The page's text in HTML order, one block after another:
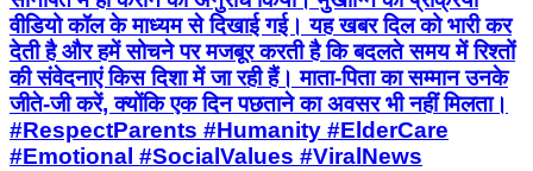
वीडियो कॉल के माध्यम से दिखाई गई। यह खबर दिल को भारी कर
देती है और हमें सोचने पर मजबूर करती है कि बदलते समय में रिश्तों
की संवेदनाएं किस दिशा में जा रही हैं। माता-पिता का सम्मान उनके
जीते-जी करें, क्योंकि एक दिन पछताने का अवसर भी नहीं मिलता।
#RespectParents #Humanity #ElderCare
#Emotional #SocialValues #ViralNews